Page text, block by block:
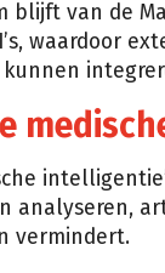
blijft van de
waardoor
analyseren,
vermindert.